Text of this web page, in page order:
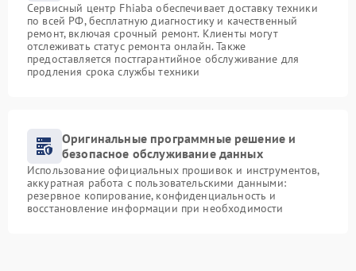
Сервисный центр Fhiaba обеспечивает доставку техники
по всей РФ, бесплатную диагностику и качественный
ремонт, включая срочный ремонт. Клиенты могут
отслеживать статус ремонта онлайн. Также
предоставляется постгарантийное обслуживание для
продления срока службы техники
Оригинальные программные решение и
безопасное обслуживание данных
Использование официальных прошивок и инструментов,
аккуратная работа с пользовательскими данными:
резервное копирование, конфиденциальность и
восстановление информации при необходимости